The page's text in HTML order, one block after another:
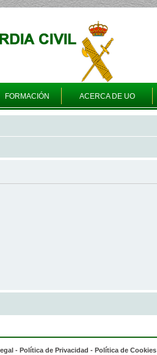
FORMACIÓN ACERCA DE UO
- Política de Privacidad - Política de Cookies